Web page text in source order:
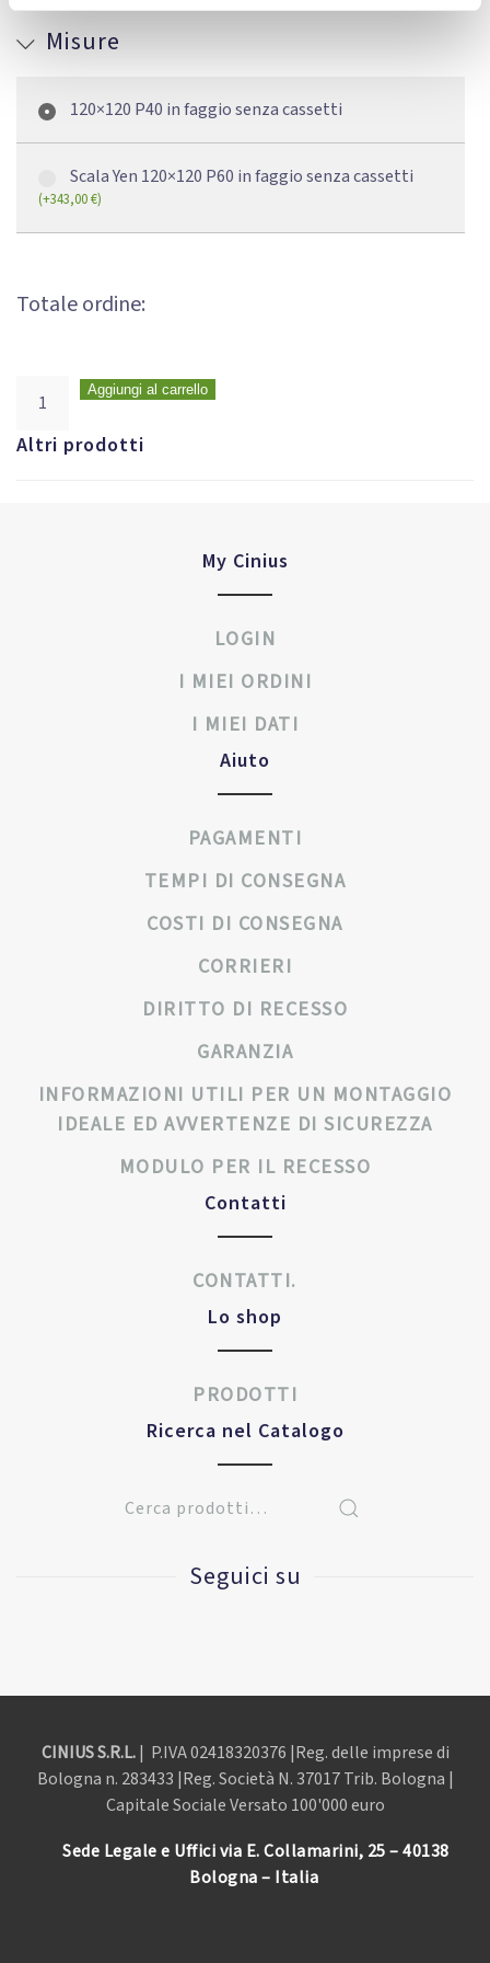
Misure
120×120 P40 in faggio senza cassetti
Scala Yen 120×120 P60 in faggio senza cassetti
(+343,00€)
Totale ordine:
Aggiungi al carrello
Altri prodotti
My Cinius
LOGIN
I MIEI ORDINI
I MIEI DATI
Aiuto
PAGAMENTI
TEMPI DI CONSEGNA
COSTI DI CONSEGNA
CORRIERI
DIRITTO DI RECESSO
GARANZIA
INFORMAZIONI UTILI PER UN MONTAGGIO
IDEALE ED AVVERTENZE DI SICUREZZA
MODULO PER IL RECESSO
Contatti
CONTATTI.
Lo shop
PRODOTTI
Ricerca nel Catalogo
Seguici su
CINIUS S.R.L.| P.IVA02418320376 |Reg. delle imprese di
Bologna n. 283433 |Reg. Società N. 37017 Trib. Bologna |
Capitale Sociale Versato 100'000 euro
Sede Legale e Uffici via E. Collamarini, 25 – 40138
Bologna – Italia